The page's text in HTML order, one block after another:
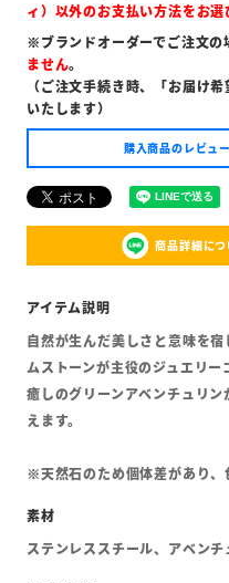
ィ）以外のお支払い方法をお
※ブランドオーダーでご注文の
ません。
（ご注文手続き時、「お届け
いたします）
購入商品のレビュ
商品詳細に
自然が生んだ美しさと意味を
ムストーンが主役のジュエリー
癒しのグリーンアベンチュリ
えます。
※天然石のため個体差があり、
ステンレススチール、アベンチ